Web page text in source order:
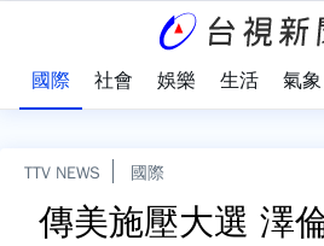
國際 社會 娛樂 生活 氣象
TTV NEWS 國際
傳美施壓大選 澤